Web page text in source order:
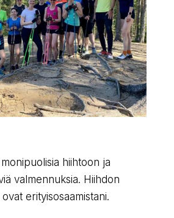
hiihtoon ja
valmennuksia. Hiihdon
erityisosaamistani.